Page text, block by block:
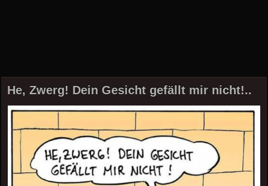
He, Zwerg! Dein Gesicht gefällt mir nicht!..